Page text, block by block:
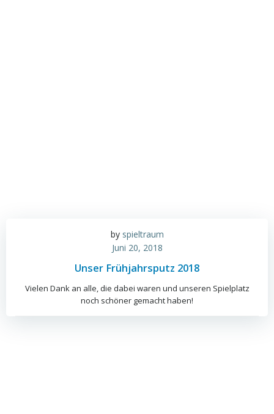
by spieltraum
Juni 20, 2018
Unser Frühjahrsputz 2018
Vielen Dank an alle, die dabei waren und unseren Spielplatz
noch schöner gemacht haben!